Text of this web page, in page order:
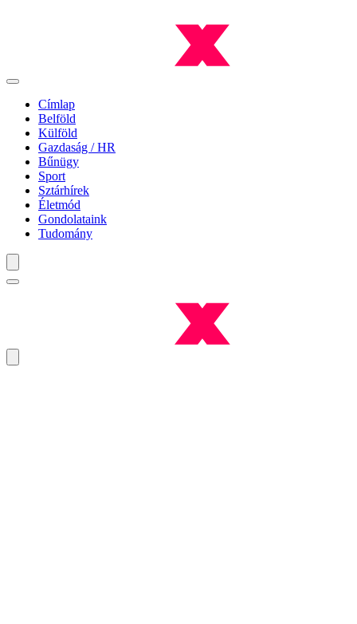
Címlap
Belföld
Külföld
Gazdaság / HR
Bűnügy
Sport
Sztárhírek
Életmód
Gondolataink
Tudomány